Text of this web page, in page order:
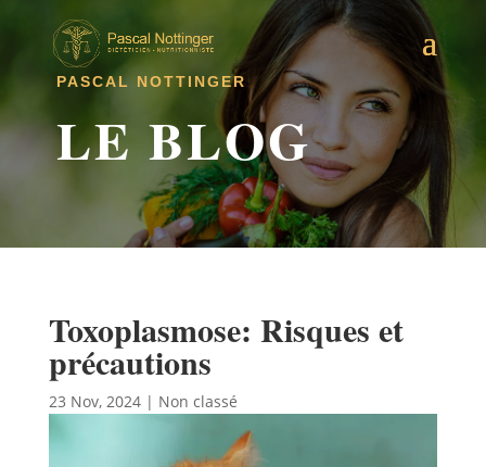
PASCAL NOTTINGER
LE BLOG
Toxoplasmose: Risques et
précautions
23 Nov, 2024| Non classé